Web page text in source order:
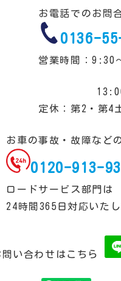
お電話でのお問
0136-
営業時間：9:30
13:00～
定休：第2・第4
お車の事故・故障など
0120-913-
ロードサービス部門は
24時間365日対応いた
い合わせはこちら